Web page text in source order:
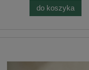
do koszyka